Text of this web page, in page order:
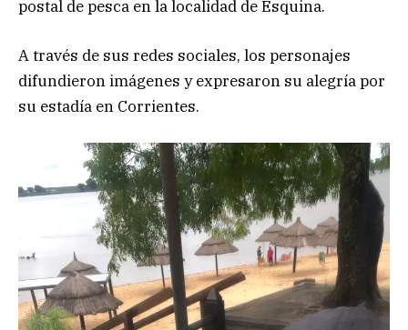
postal de pesca en la localidad de Esquina.
A través de sus redes sociales, los personajes
difundieron imágenes y expresaron su alegría por
su estadía en Corrientes.